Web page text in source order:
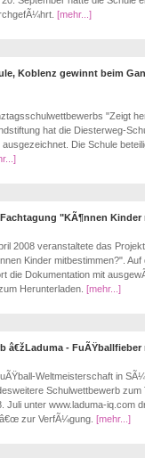
[mehr...]
Koblenz gewinnt beim
"Zeigt
hat die Diesterweg-
Die Schule
"KÃ¶nnen
2008 veranstaltete das
Kinder mitbestimmen?".
die Dokumentation mit
Herunterladen. [mehr...]
â€žLaduma -
Weltmeisterschaft in
Schulwettbewerb
Juli unter www.laduma-iq.com
zur VerfÃ¼gung. [mehr...]